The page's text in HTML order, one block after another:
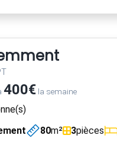
400€la semaine
80m² 3pièces